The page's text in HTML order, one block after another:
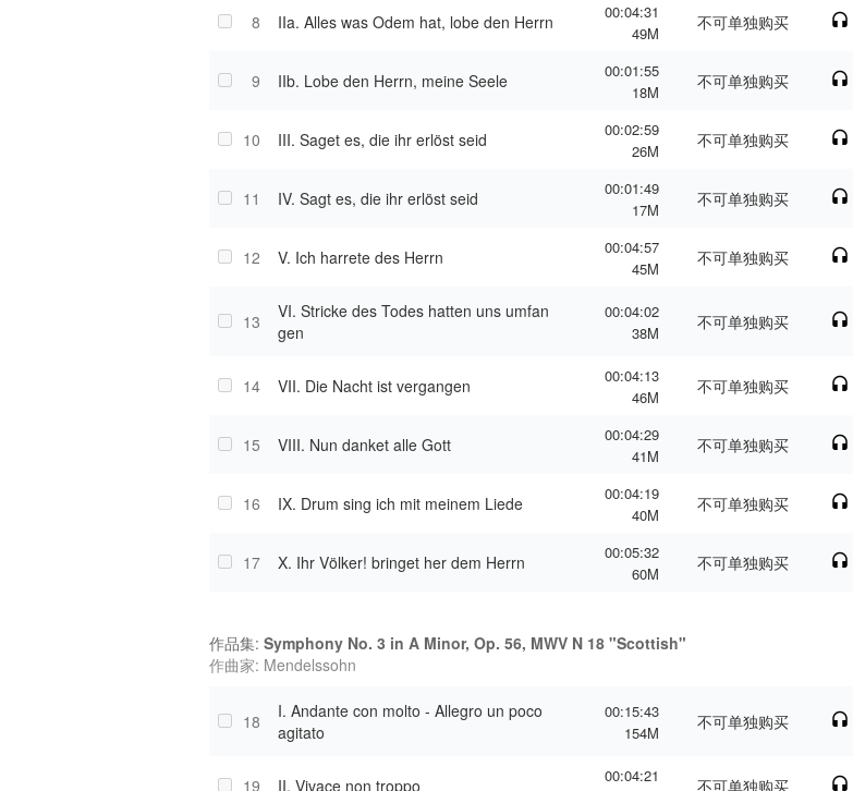
8 IIa. Alles was Odem hat, lobe den Herrn
00:04:31
49M
不可单独购买
9 IIb. Lobe den Herrn, meine Seele
00:01:55
18M
不可单独购买
10 III. Saget es, die ihr erlöst seid
00:02:59
26M
不可单独购买
11 IV. Sagt es, die ihr erlöst seid
00:01:49
17M
不可单独购买
12 V. Ich harrete des Herrn
00:04:57
45M
不可单独购买
13
VI. Stricke des Todes hatten uns umfan
gen
00:04:02
38M
不可单独购买
14 VII. Die Nacht ist vergangen
00:04:13
46M
不可单独购买
15 VIII. Nun danket alle Gott
00:04:29
41M
不可单独购买
16 IX. Drum sing ich mit meinem Liede
00:04:19
40M
不可单独购买
17 X. Ihr Völker! bringet her dem Herrn
00:05:32
60M
不可单独购买
作品集: Symphony No. 3 in A Minor, Op. 56, MWV N 18 "Scottish"
作曲家: Mendelssohn
18
I. Andante con molto - Allegro un poco
agitato
00:15:43
154M
不可单独购买
19 II. Vivace non troppo
00:04:21
不可单独购买